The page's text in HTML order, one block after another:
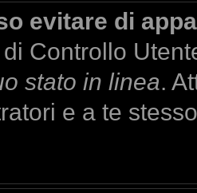
evitare di
Controllo
stato in linea.
e a te